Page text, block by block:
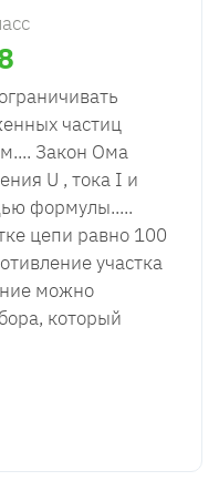
частиц
Закон Ома
U , тока I и
формулы.....
цепи равно 100
участка
можно
который